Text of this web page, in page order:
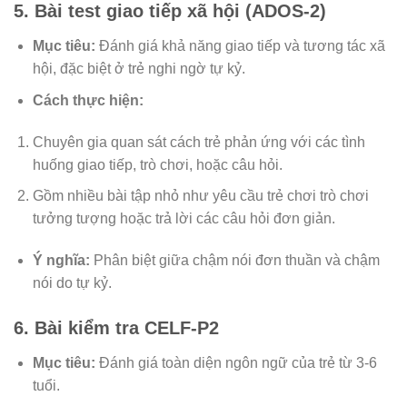
5. Bài test giao tiếp xã hội (ADOS-2)
Mục tiêu: Đánh giá khả năng giao tiếp và tương tác xã
hội, đặc biệt ở trẻ nghi ngờ tự kỷ.
Cách thực hiện:
Chuyên gia quan sát cách trẻ phản ứng với các tình
huống giao tiếp, trò chơi, hoặc câu hỏi.
Gồm nhiều bài tập nhỏ như yêu cầu trẻ chơi trò chơi
tưởng tượng hoặc trả lời các câu hỏi đơn giản.
Ý nghĩa: Phân biệt giữa chậm nói đơn thuần và chậm
nói do tự kỷ.
6. Bài kiểm tra CELF-P2
Mục tiêu: Đánh giá toàn diện ngôn ngữ của trẻ từ 3-6
tuổi.